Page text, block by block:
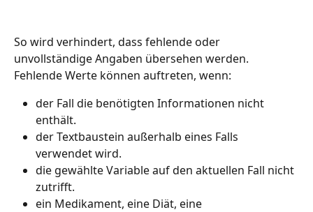
So wird verhindert, dass fehlende oder
unvollständige Angaben übersehen werden.
Fehlende Werte können auftreten, wenn:
der Fall die benötigten Informationen nicht
enthält.
der Textbaustein außerhalb eines Falls
verwendet wird.
die gewählte Variable auf den aktuellen Fall nicht
zutrifft.
ein Medikament, eine Diät, eine